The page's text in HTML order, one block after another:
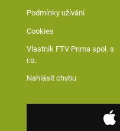
Podmínky užívání
Cookies
Vlastník FTV Prima spol. s
r.o.
Nahlásit chybu